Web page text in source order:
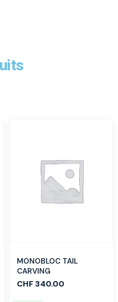
MONOBLOC TAIL
CARVING
CHF340.00